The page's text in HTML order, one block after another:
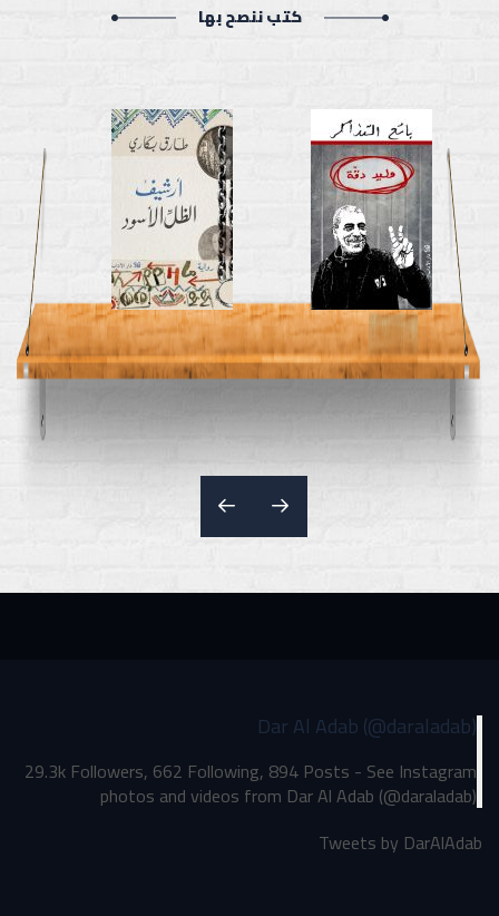
كتب ننصح بها
Dar Al Adab (@daraladab)
29.3k Followers, 662 Following, 894 Posts - See Instagram
photos and videos from Dar Al Adab (@daraladab)
Tweets by DarAlAdab